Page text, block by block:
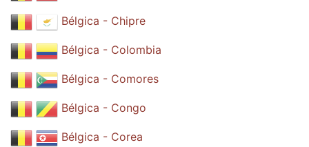
Bélgica - Chipre
Bélgica - Colombia
Bélgica - Comores
Bélgica - Congo
Bélgica - Corea